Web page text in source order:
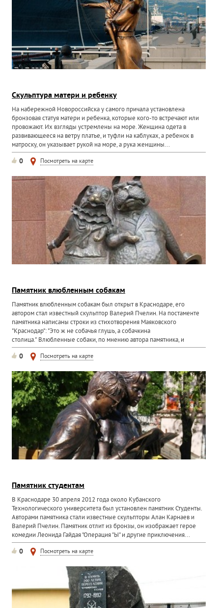
Скульптура матери и ребенку
На набережной Новороссийска у самого причала установлена
бронзовая статуя матери и ребенка, которые кого-то встречают или
провожают. Их взгляды устремлены на море. Женщина одета в
развивающееся на ветру платье, и туфли на каблуках, а ребенок в
матроску, он указывает рукой на море, а рука женщины...
0 Посмотреть на карте
Памятник влюбленным собакам
Памятник влюбленным собакам был открыт в Краснодаре, его
автором стал известный скульптор Валерий Пчелин. На постаменте
памятника написаны строки из стихотворения Маяковского
"Краснодар": "Это ж не собачья глушь, а собачкина
столица." Влюбленные собаки, по мнению автора памятника, и
являются...
0 Посмотреть на карте
Памятник студентам
В Краснодаре 30 апреля 2012 года около Кубанского
Технологического университета был установлен памятник Студенты.
Авторами памятника стали известные скульпторы Алан Карнаев и
Валерий Пчелин. Памятник отлит из бронзы, он изображает герое
комедии Леонида Гайдая "Операция "Ы" и другие приключения...
0 Посмотреть на карте